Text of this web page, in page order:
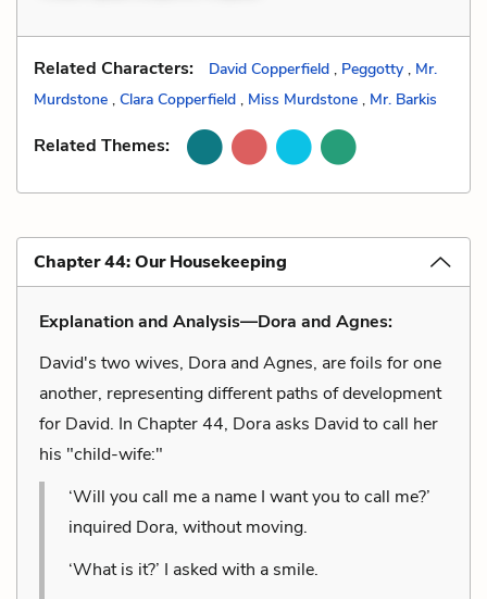
Related Characters: David Copperfield , Peggotty , Mr.
Murdstone , Clara Copperfield , Miss Murdstone , Mr. Barkis
Related Themes:
Chapter 44: Our Housekeeping
Explanation and Analysis—Dora and Agnes:
David's two wives, Dora and Agnes, are foils for one
another, representing different paths of development
for David. In Chapter 44, Dora asks David to call her
his "child-wife:"
‘Will you call me a name I want you to call me?’
inquired Dora, without moving.
‘What is it?’ I asked with a smile.